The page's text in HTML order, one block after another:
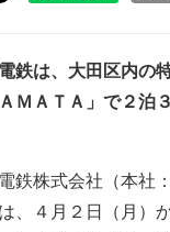
鉄は、大田区内の
ＭＡＴＡ」で２泊
鉄株式会社（本社
、４月２日（月）